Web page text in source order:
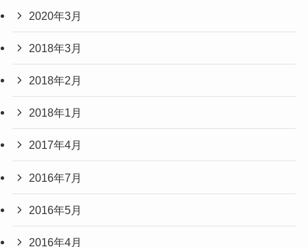
2020年3月
2018年3月
2018年2月
2018年1月
2017年4月
2016年7月
2016年5月
2016年4月